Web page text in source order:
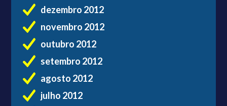
dezembro 2012
novembro 2012
outubro 2012
setembro 2012
agosto 2012
julho 2012